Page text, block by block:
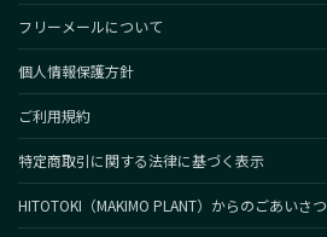
フリーメールについて
個人情報保護方針
ご利用規約
特定商取引に関する法律に基づく表示
HITOTOKI（MAKIMO PLANT）からのごあいさつ